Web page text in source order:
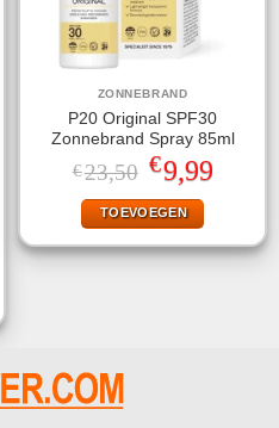
ZONNEBRAND
P20 Original SPF30
Zonnebrand Spray 85ml
€23,50 Oorspronkelijke
prijs
was:
€23,50.
€9,99Huidige
prijs
TOEVOEGEN